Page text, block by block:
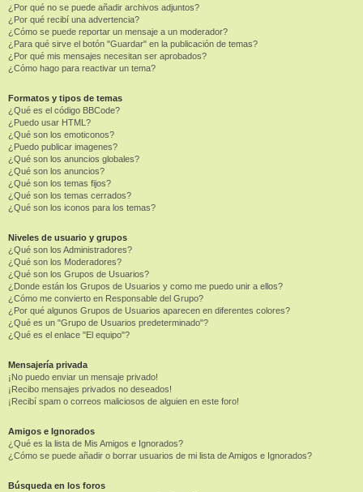
¿Por qué no se puede añadir archivos adjuntos?
¿Por qué recibí una advertencia?
¿Cómo se puede reportar un mensaje a un moderador?
¿Para qué sirve el botón "Guardar" en la publicación de temas?
¿Por qué mis mensajes necesitan ser aprobados?
¿Cómo hago para reactivar un tema?
Formatos y tipos de temas
¿Qué es el código BBCode?
¿Puedo usar HTML?
¿Qué son los emoticonos?
¿Puedo publicar imagenes?
¿Qué son los anuncios globales?
¿Qué son los anuncios?
¿Qué son los temas fijos?
¿Qué son los temas cerrados?
¿Qué son los iconos para los temas?
Niveles de usuario y grupos
¿Qué son los Administradores?
¿Qué son los Moderadores?
¿Qué son los Grupos de Usuarios?
¿Donde están los Grupos de Usuarios y como me puedo unir a ellos?
¿Cómo me convierto en Responsable del Grupo?
¿Por qué algunos Grupos de Usuarios aparecen en diferentes colores?
¿Qué es un "Grupo de Usuarios predeterminado"?
¿Qué es el enlace "El equipo"?
Mensajería privada
¡No puedo enviar un mensaje privado!
¡Recibo mensajes privados no deseados!
¡Recibí spam o correos maliciosos de alguien en este foro!
Amigos e Ignorados
¿Qué es la lista de Mis Amigos e Ignorados?
¿Cómo se puede añadir o borrar usuarios de mi lista de Amigos e Ignorados?
Búsqueda en los foros